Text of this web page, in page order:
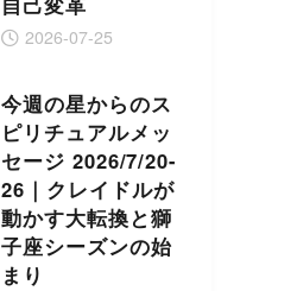
2026-07-25
今週の星からのス
ピリチュアルメッ
セージ 2026/7/20-
26｜クレイドルが
動かす大転換と獅
子座シーズンの始
まり